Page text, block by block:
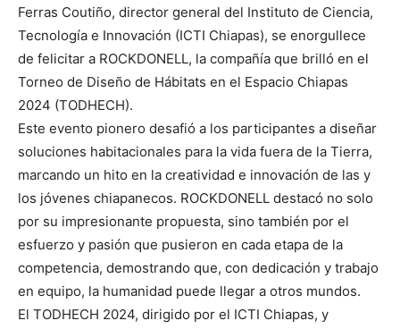
Ferras Coutiño, director general del Instituto de Ciencia,
Tecnología e Innovación (ICTI Chiapas), se enorgullece
de felicitar a ROCKDONELL, la compañía que brilló en el
Torneo de Diseño de Hábitats en el Espacio Chiapas
2024 (TODHECH).
Este evento pionero desafió a los participantes a diseñar
soluciones habitacionales para la vida fuera de la Tierra,
marcando un hito en la creatividad e innovación de las y
los jóvenes chiapanecos. ROCKDONELL destacó no solo
por su impresionante propuesta, sino también por el
esfuerzo y pasión que pusieron en cada etapa de la
competencia, demostrando que, con dedicación y trabajo
en equipo, la humanidad puede llegar a otros mundos.
El TODHECH 2024, dirigido por el ICTI Chiapas, y